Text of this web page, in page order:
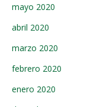
mayo 2020
abril 2020
marzo 2020
febrero 2020
enero 2020